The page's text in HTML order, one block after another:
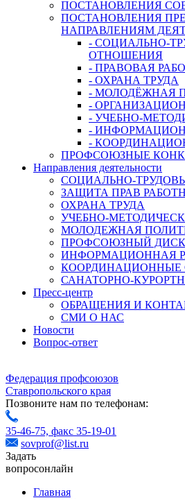
ПОСТАНОВЛЕНИЯ
ПОСТАНОВЛЕНИЯ
НАПРАВЛЕНИЯМ
- СОЦИАЛЬНО-
ОТНОШЕНИЯ
- ПРАВОВАЯ
- ОХРАНА ТРУДА
- МОЛОДЁЖНАЯ
-
- УЧЕБНО-
-
-
ПРОФСОЮЗНЫЕ
Направления деятельности
СОЦИАЛЬНО-
ЗАЩИТА ПРАВ
ОХРАНА ТРУДА
УЧЕБНО-
МОЛОДЕЖНАЯ
ПРОФСОЮЗНЫЙ
ИНФОРМАЦИОННАЯ
КООРДИНАЦИОННЫЕ
САНАТОРНО-
Пресс-центр
ОБРАЩЕНИЯ И
СМИ О НАС
Новости
Вопрос-ответ
Федерация профсоюзов
Ставропольского края
Позвоните нам по телефонам:
35-46-75, факс 35-19-01
sovprof@list.ru
Задать
вопросонлайн
Главная